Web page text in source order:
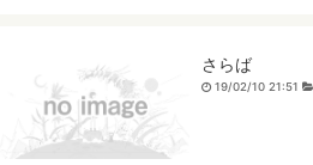
さらば
19/02/10 21:51